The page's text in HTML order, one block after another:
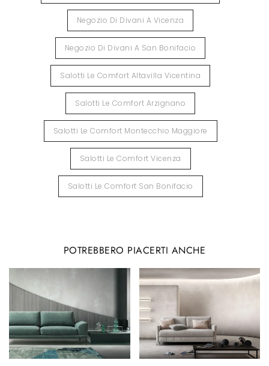
Negozio Di Divani A Vicenza
Negozio Di Divani A San Bonifacio
Salotti Le Comfort Altavilla Vicentina
Salotti Le Comfort Arzignano
Salotti Le Comfort Montecchio Maggiore
Salotti Le Comfort Vicenza
Salotti Le Comfort San Bonifacio
POTREBBERO PIACERTI ANCHE